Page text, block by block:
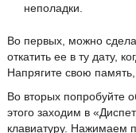
неполадки.
Во первых, можно
откатить ее в ту дату,
Напрягите свою
Во вторых попробуйте
этого заходим в
клавиатуру. Нажимаем